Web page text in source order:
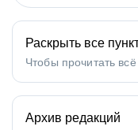
Раскрыть все
Чтобы прочитать
Архив редакций